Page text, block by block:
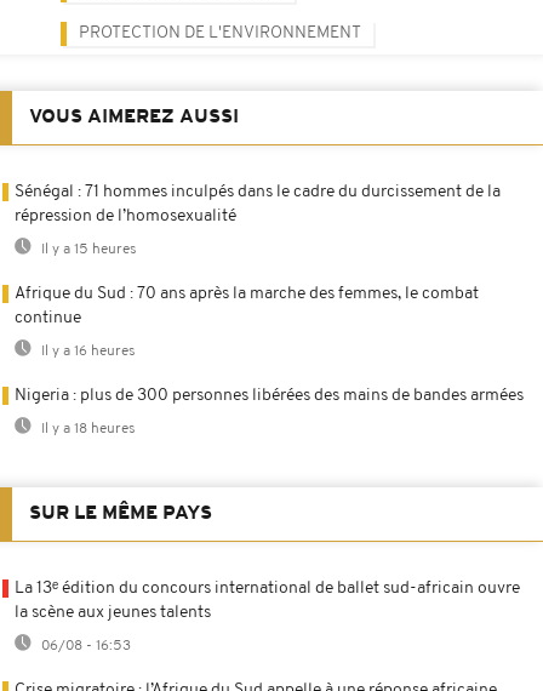
PROTECTION DE L'ENVIRONNEMENT
VOUS AIMEREZ AUSSI
Sénégal : 71 hommes inculpés dans le cadre du durcissement de la
répression de l’homosexualité
Il y a 15 heures
Afrique du Sud : 70 ans après la marche des femmes, le combat
continue
Il y a 16 heures
Nigeria : plus de 300 personnes libérées des mains de bandes armées
Il y a 18 heures
SUR LE MÊME PAYS
La 13ᵉ édition du concours international de ballet sud-africain ouvre
la scène aux jeunes talents
06/08 - 16:53